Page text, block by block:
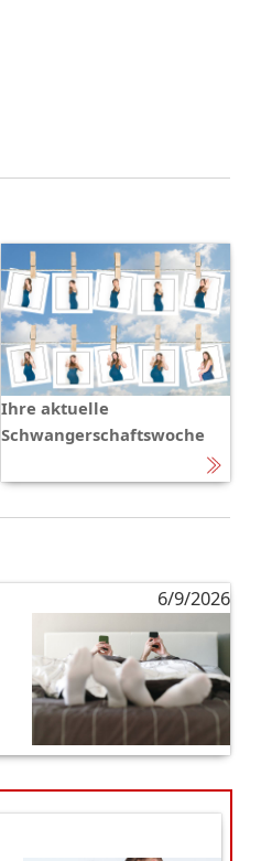
Ihre aktuelle
Schwangerschaftswoche
6/9/2026